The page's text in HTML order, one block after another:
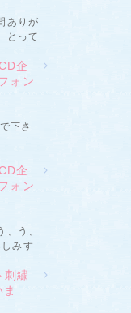
ありが
とって
企
ォン
下さ
企
ォン
、う、
みす
刺繍